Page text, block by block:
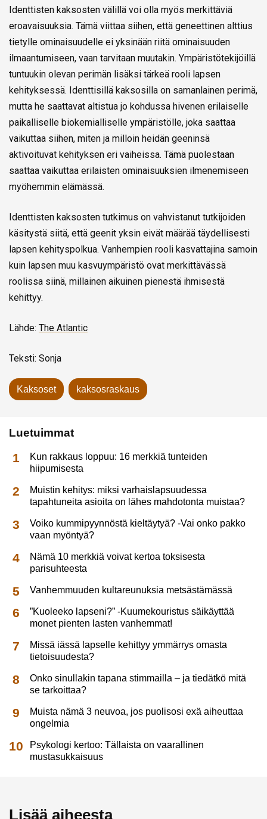
Identtisten kaksosten välillä voi olla myös merkittäviä
eroavaisuuksia. Tämä viittaa siihen, että geneettinen alttius
tietylle ominaisuudelle ei yksinään riitä ominaisuuden
ilmaantumiseen, vaan tarvitaan muutakin. Ympäristötekijöillä
tuntuukin olevan perimän lisäksi tärkeä rooli lapsen
kehityksessä. Identtisillä kaksosilla on samanlainen perimä,
mutta he saattavat altistua jo kohdussa hivenen erilaiselle
paikalliselle biokemialliselle ympäristölle, joka saattaa
vaikuttaa siihen, miten ja milloin heidän geeninsä
aktivoituvat kehityksen eri vaiheissa. Tämä puolestaan
saattaa vaikuttaa erilaisten ominaisuuksien ilmenemiseen
myöhemmin elämässä.
Identtisten kaksosten tutkimus on vahvistanut tutkijoiden
käsitystä siitä, että geenit yksin eivät määrää täydellisesti
lapsen kehityspolkua. Vanhempien rooli kasvattajina samoin
kuin lapsen muu kasvuympäristö ovat merkittävässä
roolissa siinä, millainen aikuinen pienestä ihmisestä
kehittyy.
Lähde: The Atlantic
Teksti: Sonja
Kaksoset kaksosraskaus
Luetuimmat
Kun rakkaus loppuu: 16 merkkiä tunteiden
hiipumisesta
Muistin kehitys: miksi varhaislapsuudessa
tapahtuneita asioita on lähes mahdotonta muistaa?
Voiko kummipyynnöstä kieltäytyä? -Vai onko pakko
vaan myöntyä?
Nämä 10 merkkiä voivat kertoa toksisesta
parisuhteesta
Vanhemmuuden kultareunuksia metsästämässä
”Kuoleeko lapseni?” -Kuumekouristus säikäyttää
monet pienten lasten vanhemmat!
Missä iässä lapselle kehittyy ymmärrys omasta
tietoisuudesta?
Onko sinullakin tapana stimmailla – ja tiedätkö mitä
se tarkoittaa?
Muista nämä 3 neuvoa, jos puolisosi exä aiheuttaa
ongelmia
Psykologi kertoo: Tällaista on vaarallinen
mustasukkaisuus
Lisää aiheesta